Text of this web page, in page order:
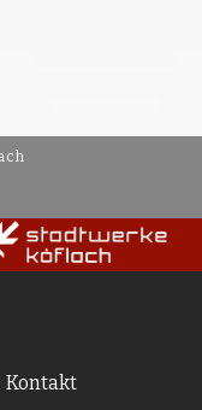
Kontakt